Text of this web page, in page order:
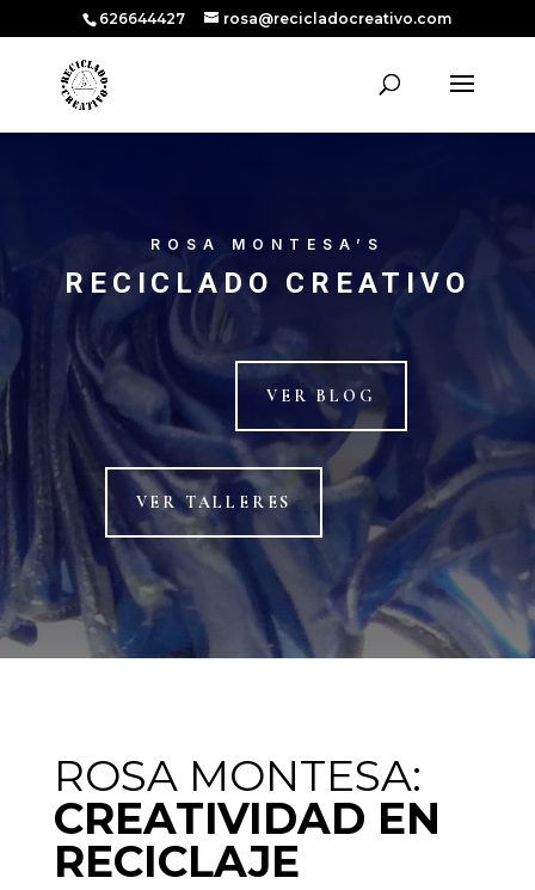
626644427 rosa@recicladocreativo.com
ROSA MONTESA’S
RECICLADO CREATIVO
VER BLOG
VER TALLERES
ROSA MONTESA:
CREATIVIDAD EN
RECICLAJE